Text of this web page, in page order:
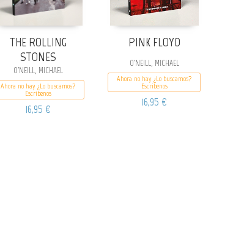
THE ROLLING
STONES
O'NEILL, MICHAEL
Ahora no hay ¿Lo buscamos?
Escribenos
16,95 €
PINK FLOYD
O'NEILL, MICHAEL
Ahora no hay ¿Lo buscamos?
Escribenos
16,95 €